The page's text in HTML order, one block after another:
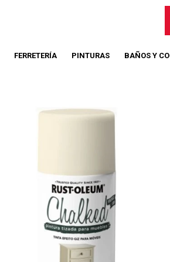
FERRETERÍA PINTURAS BAÑOS Y